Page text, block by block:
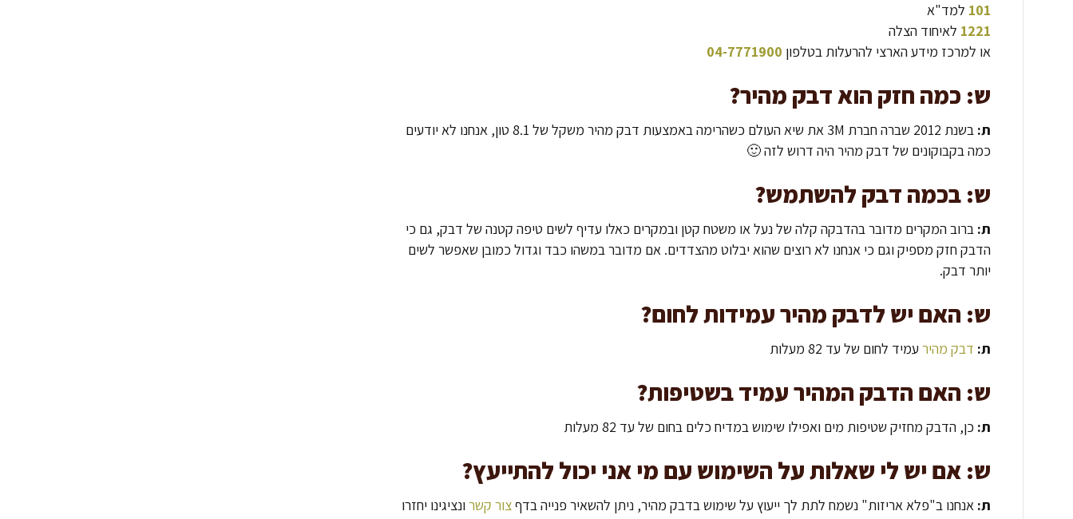
101 למד"א
1221 לאיחוד הצלה
או למרכז מידע הארצי להרעלות בטלפון 04-7771900
ש: כמה חזק הוא דבק מהיר?
ת:
בשנת 2012 שברה חברת 3M את שיא העולם כשהרימה באמצעות דבק מהיר משקל של 8.1 טון, אנחנו לא יודעים
כמה בקבוקונים של דבק מהיר היה דרוש לזה 🙂
ש: בכמה דבק להשתמש?
ת: ברוב המקרים מדובר בהדבקה קלה של נעל או משטח קטן ובמקרים כאלו עדיף לשים טיפה קטנה של דבק, גם כי
הדבק חזק מספיק וגם כי אנחנו לא רוצים שהוא יבלוט מהצדדים. אם מדובר במשהו כבד וגדול כמובן שאפשר לשים
יותר דבק.
ש: האם יש לדבק מהיר עמידות לחום?
ת: דבק מהיר עמיד לחום של עד 82 מעלות
ש: האם הדבק המהיר עמיד בשטיפות?
ת: כן, הדבק מחזיק שטיפות מים ואפילו שימוש במדיח כלים בחום של עד 82 מעלות
ש: אם יש לי שאלות על השימוש עם מי אני יכול להתייעץ?
ת: אנחנו ב"פלא אריזות" נשמח לתת לך ייעוץ על שימוש בדבק מהיר, ניתן להשאיר פנייה בדףצור קשרונציגינו יחזרו